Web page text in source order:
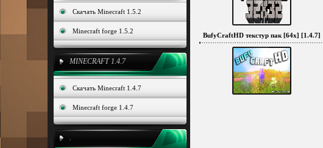
Скачать Minecraft 1.5.2
Minecraft forge 1.5.2
MINECRAFT 1.4.7
Скачать Minecraft 1.4.7
Minecraft forge 1.4.7
.
BufyCraftHD текстур пак [64x] [1.4.7]